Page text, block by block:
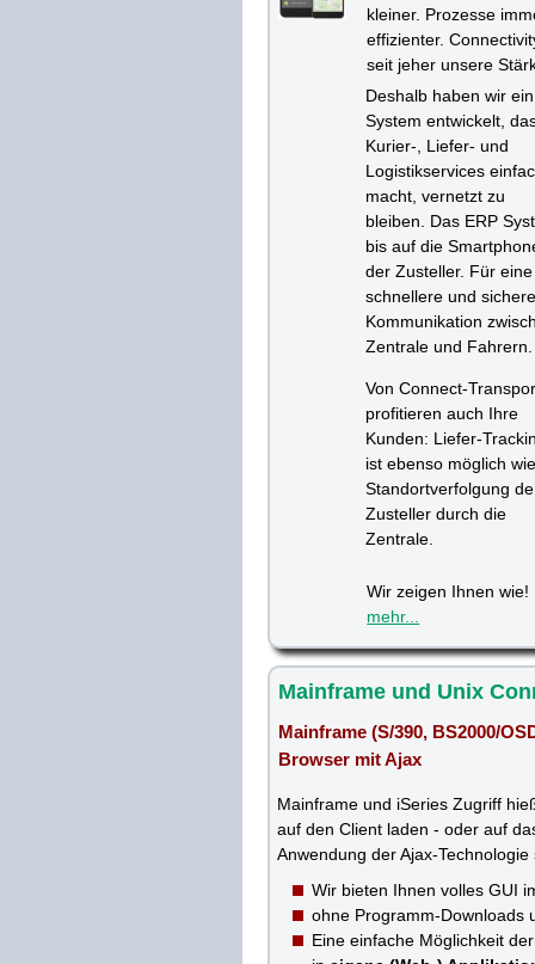
kleiner. Prozesse
effizienter.
seit jeher unsere
Deshalb haben wir ein
System entwickelt,
Kurier-, Liefer- und
Logistikservices
macht, vernetzt zu
bleiben. Das ERP
bis auf die
der Zusteller. Für eine
schnellere und
Kommunikation
Zentrale und Fahrern.
Von Connect-
profitieren auch Ihre
Kunden: Liefer-
ist ebenso möglich
Standortverfolgung
Zusteller durch die
Zentrale.
Wir zeigen Ihnen wie!
mehr...
Mainframe und Unix
Mainframe (S/390, BS2000/
Browser mit Ajax
Mainframe und iSeries Zugriff
auf den Client laden - oder auf
Anwendung der Ajax-
Wir bieten Ihnen volles GUI
ohne Programm-Downloads
Eine einfache Möglichkeit